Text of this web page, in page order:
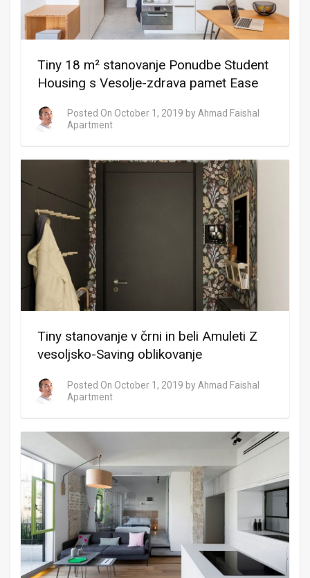
Tiny 18 m² stanovanje Ponudbe Student
Housing s Vesolje-zdrava pamet Ease
Posted On October 1, 2019 by Ahmad Faishal
Apartment
Tiny stanovanje v črni in beli Amuleti Z
vesoljsko-Saving oblikovanje
Posted On October 1, 2019 by Ahmad Faishal
Apartment